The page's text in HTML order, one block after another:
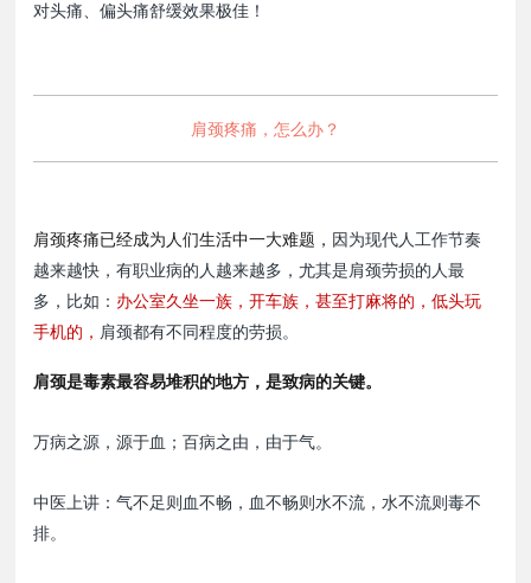
对头痛、偏头痛舒缓效果极佳！
肩颈疼痛，怎么办？
肩颈疼痛已经成为人们生活中一大难题， 因为现代人工作节奏
越来越快，有职业病的人越来越多，尤其是肩颈劳损的人最
多，比如： 办公室久坐一族，开车族，甚至打麻将的，低头玩
手机的， 肩颈都有不同程度的劳损。
肩颈是毒素最容易堆积的地方，是致病的关键。
万病之源，源于血；百病之由，由于气。
中医上讲：气不足则血不畅，血不畅则水不流，水不流则毒不
排。